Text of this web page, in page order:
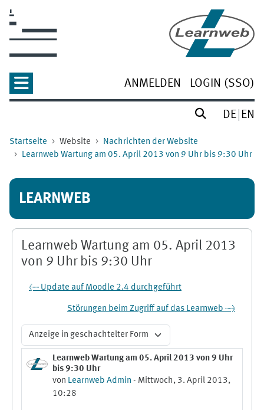
ANMELDEN LOGIN (SSO)
DE EN
Startseite Website
Nachrichten der Website
Learnweb Wartung am 05. April 2013 von 9 Uhr bis 9:30 Uhr
LEARNWEB
Learnweb Wartung am 05. April 2013
von 9 Uhr bis 9:30 Uhr
← Update auf Moodle 2.4 durchgeführt
Störungen beim Zugriff auf das Learnweb →
Anzeigemodus
Learnweb Wartung am 05. April 2013 von 9 Uhr
bis 9:30 Uhr
von Learnweb Admin - Mittwoch, 3. April 2013,
10:28
Anzahl Antworten: 0